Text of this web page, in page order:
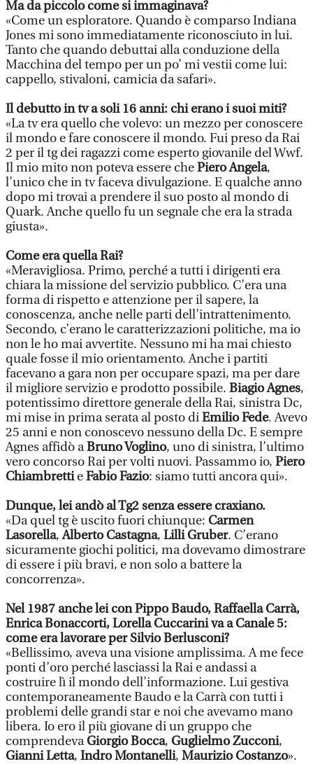
Ma da piccolo come si immaginava?
«Come un esploratore. Quando è comparso Indiana
Jones mi sono immediatamente riconosciuto in lui.
Tanto che quando debuttai alla conduzione della
Macchina del tempo per un po’ mi vestii come lui:
cappello, stivaloni, camicia da safari».
Il debutto in tv a soli 16 anni: chi erano i suoi miti?
«La tv era quello che volevo: un mezzo per conoscere
il mondo e fare conoscere il mondo. Fui preso da Rai
2 per il tg dei ragazzi come esperto giovanile del Wwf.
Il mio mito non poteva essere chePiero Angela,
l’unico che in tv faceva divulgazione. E qualche anno
dopo mi trovai a prendere il suo posto al mondo di
Quark. Anche quello fu un segnale che era la strada
giusta».
Come era quella Rai?
«Meravigliosa. Primo, perché a tutti i dirigenti era
chiara la missione del servizio pubblico. C’era una
forma di rispetto e attenzione per il sapere, la
conoscenza, anche nelle parti dell’intrattenimento.
Secondo, c’erano le caratterizzazioni politiche, ma io
non le ho mai avvertite. Nessuno mi ha mai chiesto
quale fosse il mio orientamento. Anche i partiti
facevano a gara non per occupare spazi, ma per dare
il migliore servizio e prodotto possibile. Biagio Agnes,
potentissimo direttore generale della Rai, sinistra Dc,
mi mise in prima serata al posto diEmilio Fede. Avevo
25 anni e non conoscevo nessuno della Dc. E sempre
Agnes affidò aBruno Voglino, uno di sinistra, l’ultimo
vero concorso Rai per volti nuovi. Passammo io, Piero
ChiambrettieFabio Fazio: siamo tutti ancora qui».
Dunque, lei andò al Tg2 senza essere craxiano.
«Da quel tg è uscito fuori chiunque: Carmen
Lasorella,Alberto Castagna, Lilli Gruber. C’erano
sicuramente giochi politici, ma dovevamo dimostrare
di essere i più bravi, e non solo a battere la
concorrenza».
Nel 1987 anche lei con Pippo Baudo, Raffaella Carrà,
Enrica Bonaccorti, Lorella Cuccarini va a Canale 5:
come era lavorare per Silvio Berlusconi?
«Bellissimo, aveva una visione amplissima. A me fece
ponti d’oro perché lasciassi la Rai e andassi a
costruire lì il mondo dell’informazione. Lui gestiva
contemporaneamente Baudo e la Carrà con tutti i
problemi delle grandi star e noi che avevamo mano
libera. Io ero il più giovane di un gruppo che
comprendevaGiorgio Bocca, Guglielmo Zucconi,
Gianni Letta, Indro Montanelli, Maurizio Costanzo».